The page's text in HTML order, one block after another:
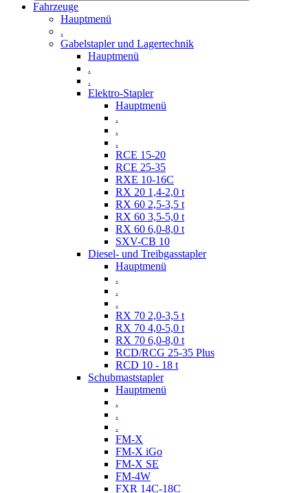
Fahrzeuge
Hauptmenü
.
Gabelstapler und Lagertechnik
Hauptmenü
.
.
Elektro-Stapler
Hauptmenü
.
.
.
RCE 15-20
RCE 25-35
RXE 10-16C
RX 20 1,4-2,0 t
RX 60 2,5-3,5 t
RX 60 3,5-5,0 t
RX 60 6,0-8,0 t
SXV-CB 10
Diesel- und Treibgasstapler
Hauptmenü
.
.
.
RX 70 2,0-3,5 t
RX 70 4,0-5,0 t
RX 70 6,0-8,0 t
RCD/RCG 25-35 Plus
RCD 10 - 18 t
Schubmaststapler
Hauptmenü
.
.
.
FM-X
FM-X iGo
FM-X SE
FM-4W
FXR 14C-18C